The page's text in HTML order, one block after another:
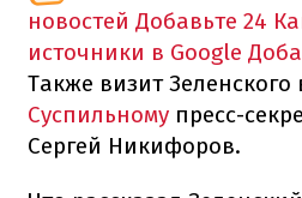
новостей Добавьте 24
источники в Google
Также визит
Суспильному пресс-
Сергей Никифоров.